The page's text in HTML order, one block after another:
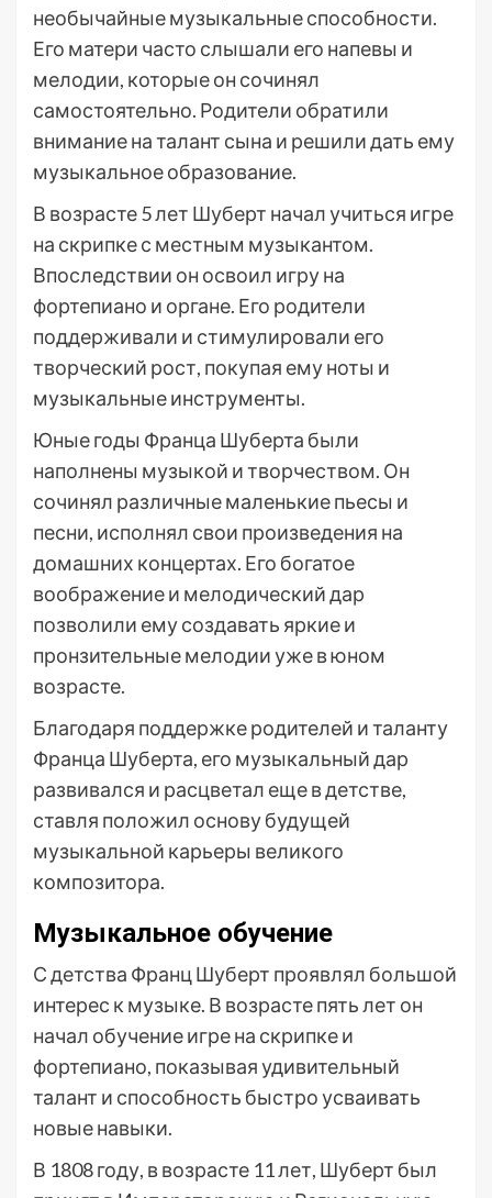
необычайные музыкальные способности.
Его матери часто слышали его напевы и
мелодии, которые он сочинял
самостоятельно. Родители обратили
внимание на талант сына и решили дать ему
музыкальное образование.
В возрасте 5 лет Шуберт начал учиться игре
на скрипке с местным музыкантом.
Впоследствии он освоил игру на
фортепиано и органе. Его родители
поддерживали и стимулировали его
творческий рост, покупая ему ноты и
музыкальные инструменты.
Юные годы Франца Шуберта были
наполнены музыкой и творчеством. Он
сочинял различные маленькие пьесы и
песни, исполнял свои произведения на
домашних концертах. Его богатое
воображение и мелодический дар
позволили ему создавать яркие и
пронзительные мелодии уже в юном
возрасте.
Благодаря поддержке родителей и таланту
Франца Шуберта, его музыкальный дар
развивался и расцветал еще в детстве,
ставля положил основу будущей
музыкальной карьеры великого
композитора.
Музыкальное обучение
С детства Франц Шуберт проявлял большой
интерес к музыке. В возрасте пять лет он
начал обучение игре на скрипке и
фортепиано, показывая удивительный
талант и способность быстро усваивать
новые навыки.
В 1808 году, в возрасте 11 лет, Шуберт был